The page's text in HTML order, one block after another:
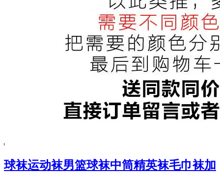
球袜运动袜男篮球袜中筒精英袜毛巾袜加